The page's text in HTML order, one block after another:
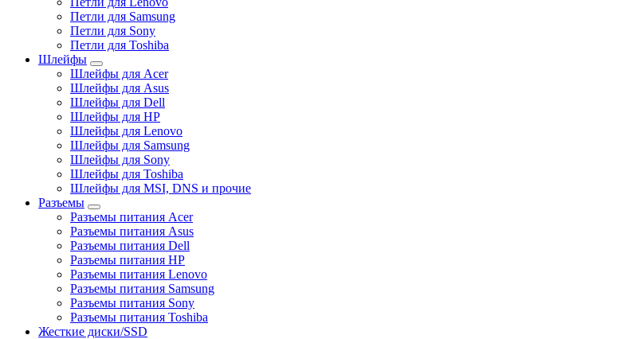
Петли для Samsung
Петли для Sony
Петли для Toshiba
Шлейфы
Шлейфы для Acer
Шлейфы для Asus
Шлейфы для Dell
Шлейфы для HP
Шлейфы для Lenovo
Шлейфы для Samsung
Шлейфы для Sony
Шлейфы для Toshiba
Шлейфы для MSI, DNS и прочие
Разъемы
Разъемы питания Acer
Разъемы питания Asus
Разъемы питания Dell
Разъемы питания HP
Разъемы питания Lenovo
Разъемы питания Samsung
Разъемы питания Sony
Разъемы питания Toshiba
Жесткие диски/SSD